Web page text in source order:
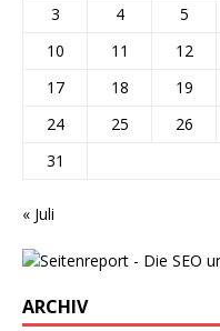
3
4 5
10
11 12
17
18 19
24
25 26
31
« Juli
ARCHIV